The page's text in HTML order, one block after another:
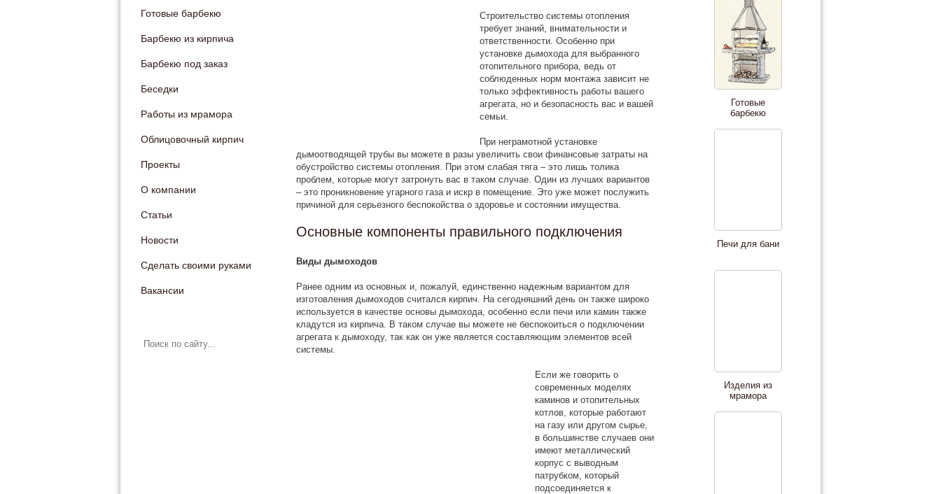
Готовые барбекю
Барбекю из кирпича
Барбекю под заказ
Беседки
Работы из мрамора
Облицовочный кирпич
Проекты
О компании
Статьи
Новости
Сделать своими руками
Вакансии
Строительство системы отопления
требует знаний, внимательности и
ответственности. Особенно при
установке дымохода для выбранного
отопительного прибора, ведь от
соблюденных норм монтажа зависит не
только эффективность работы вашего
агрегата, но и безопасность вас и вашей
семьи.
При неграмотной установке
дымоотводящей трубы вы можете в разы увеличить свои финансовые затраты на
обустройство системы отопления. При этом слабая тяга – это лишь толика
проблем, которые могут затронуть вас в таком случае. Один из лучших вариантов
– это проникновение угарного газа и искр в помещение. Это уже может послужить
причиной для серьезного беспокойства о здоровье и состоянии имущества.
Основные компоненты правильного подключения
Виды дымоходов
Ранее одним из основных и, пожалуй, единственно надежным вариантом для
изготовления дымоходов считался кирпич. На сегодняшний день он также широко
используется в качестве основы дымохода, особенно если печи или камин также
кладутся из кирпича. В таком случае вы можете не беспокоиться о подключении
агрегата к дымоходу, так как он уже является составляющим элементов всей
системы.
Если же говорить о
современных моделях
каминов и отопительных
котлов, которые работают
на газу или другом сырье,
в большинстве случаев они
имеют металлический
корпус с выводным
патрубком, который
подсоединяется к
Готовые
барбекю
Печи для бани
Изделия из
мрамора